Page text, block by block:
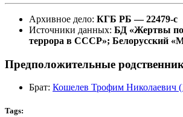
Архивное дело: КГБ РБ — 22479-с
Источники данных: БД «Жертвы
террора в СССР»; Белорусский
Предположительные
Брат: Кошелев Трофим Николаевич
Tags: